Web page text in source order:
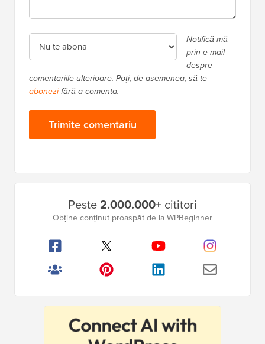
Notifică-mă
prin e-mail
despre
comentariile ulterioare. Poți, de asemenea, să te
abonezifără a comenta.
laterală
principală
Peste2.000.000+ cititori
Obține conținut proaspăt de la WPBeginner